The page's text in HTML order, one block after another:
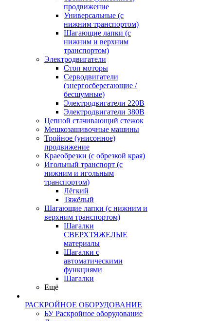
продвижение
Универсальные (с
нижним транспортом)
Шагающие лапки (с
нижним и верхним
транспортом)
Электродвигатели
Стоп моторы
Серводвигатели
(энергосберегающие /
бесшумные)
Электродвигатели 220В
Электродвигатели 380В
Цепной стачивающий стежок
Мешкозашивочные машины
Тройное (унисонное)
продвижение
Краеобрезки (с обрезкой края)
Игольный транспорт (с
нижним и игольным
транспортом)
Лёгкий
Тяжёлый
Шагающие лапки (с нижним и
верхним транспортом)
Шагалки
СВЕРХТЯЖЕЛЫЕ
материалы
Шагалки с
автоматическими
функциями
Шагалки
Ещё
РАСКРОЙНОЕ ОБОРУДОВАНИЕ
БУ Раскройное оборудование